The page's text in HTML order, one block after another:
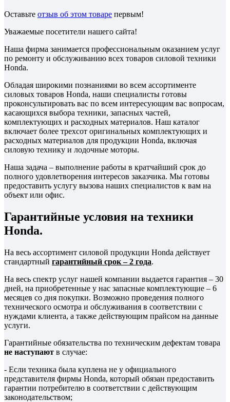
Оставьте отзыв об этом товаре первым!
Уважаемые посетители нашего сайта!
Наша фирма занимается профессиональным оказанием услуг
по ремонту и обслуживанию всех товаров силовой техники
Honda.
Обладая широкими познаниями во всем ассортименте
силовых товаров Honda, наши специалисты готовы
проконсультировать вас по всем интересующим вас вопросам,
касающихся выбора техники, запасных частей,
комплектующих и расходных материалов. Наш каталог
включает более трехсот оригинальных комплектующих и
расходных материалов для продукции Honda, включая
силовую технику и лодочные моторы.
Наша задача – выполнение работы в кратчайший срок до
полного удовлетворения интересов заказчика. Мы готовы
предоставить услугу вызова наших специалистов к вам на
объект или офис.
Гарантийные условия на техники
Honda.
На весь ассортимент силовой продукции Honda действует
стандартный гарантийный срок – 2 года.
На весь спектр услуг нашей компании выдается гарантия – 30
дней, на приобретенные у нас запасные комплектующие – 6
месяцев со дня покупки. Возможно проведения полного
технического осмотра и обслуживания в соответствии с
нуждами клиента, а также действующим прайсом на данные
услуги.
Гарантийные обязательства по техническим дефектам товара
не наступают в случае:
- Если техника была куплена не у официального
представителя фирмы Honda, который обязан предоставить
гарантии потребителю в соответствии с действующим
законодательством;